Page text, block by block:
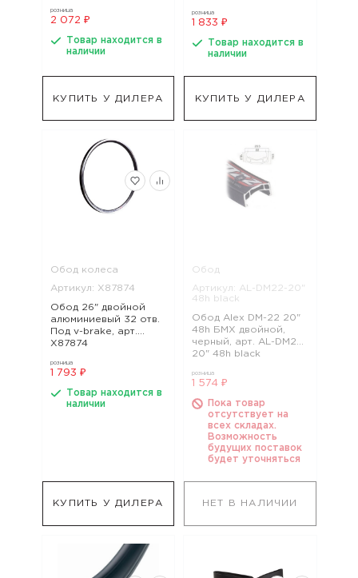
розница
2 072 ₽
Товар находится в
наличии
КУПИТЬ У ДИЛЕРА
розница
1 833 ₽
Товар находится в
наличии
КУПИТЬ У ДИЛЕРА
Обод колеса
Артикул: Х87874
Обод 26" двойной
алюминиевый 32 отв.
Под v-brake, арт.
Х87874
розница
1 793 ₽
Товар находится в
наличии
КУПИТЬ У ДИЛЕРА
Обод
Артикул: AL-DM22-20"
48h black
Обод Alex DM-22 20"
48h БМХ двойной,
черный, арт. AL-DM22-
20" 48h black
розница
1 574 ₽
Пока товар
отсутствует на
всех складах.
Возможность
будущих поставок
будет уточняться
НЕТ В НАЛИЧИИ